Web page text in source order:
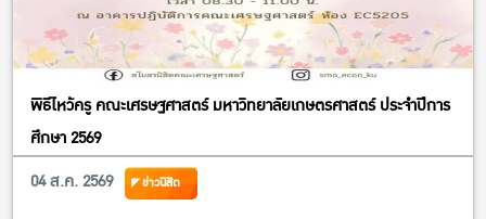
พิธีไหว้ครู คณะเศรษฐศาสตร์ มหาวิทยาลัยเกษตรศาสตร์ ประจำปีการ
ศึกษา 2569
04 ส.ค. 2569
ข่าวนิสิต